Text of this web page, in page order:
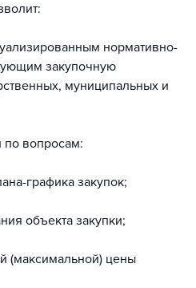
нормативно-
закупочную
муниципальных и
по вопросам:
графика закупок;
объекта закупки;
(максимальной) цены